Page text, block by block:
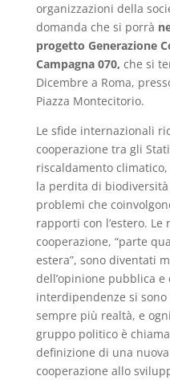
organizzazioni della
domanda che si porrà
progetto Generazione
Campagna 070, che si
Dicembre a Roma,
Piazza Montecitorio.
Le sfide internazionali
cooperazione tra gli
riscaldamento
la perdita di
problemi che
rapporti con l’estero.
cooperazione, “parte
estera”, sono diventati
dell’opinione pubblica
interdipendenze si
sempre più realtà, e
gruppo politico è
definizione di una
cooperazione allo